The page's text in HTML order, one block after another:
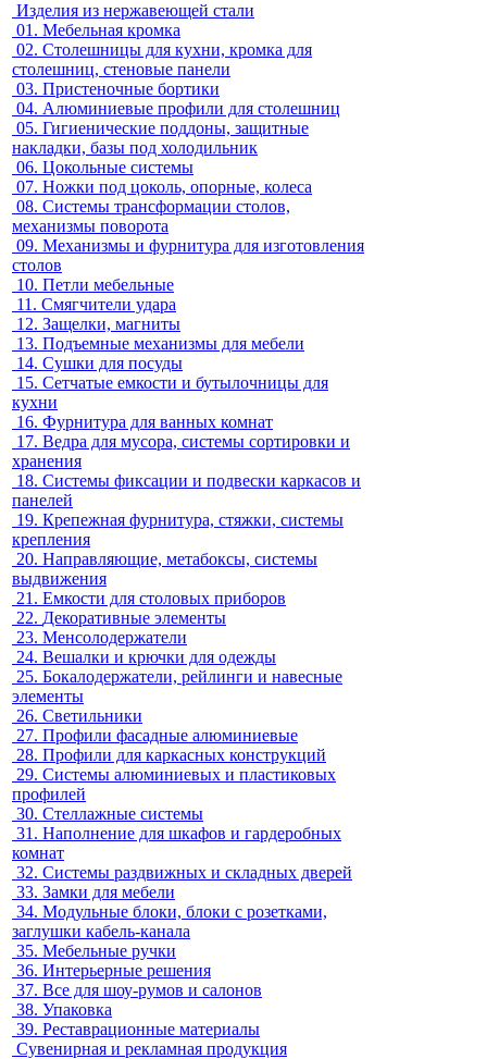
Изделия из нержавеющей стали
01. Мебельная кромка
02. Столешницы для кухни, кромка для
столешниц, стеновые панели
03. Пристеночные бортики
04. Алюминиевые профили для столешниц
05. Гигиенические поддоны, защитные
накладки, базы под холодильник
06. Цокольные системы
07. Ножки под цоколь, опорные, колеса
08. Системы трансформации столов,
механизмы поворота
09. Механизмы и фурнитура для изготовления
столов
10. Петли мебельные
11. Смягчители удара
12. Защелки, магниты
13. Подъемные механизмы для мебели
14. Сушки для посуды
15. Сетчатые емкости и бутылочницы для
кухни
16. Фурнитура для ванных комнат
17. Ведра для мусора, системы сортировки и
хранения
18. Системы фиксации и подвески каркасов и
панелей
19. Крепежная фурнитура, стяжки, системы
крепления
20. Направляющие, метабоксы, системы
выдвижения
21. Емкости для столовых приборов
22. Декоративные элементы
23. Менсолодержатели
24. Вешалки и крючки для одежды
25. Бокалодержатели, рейлинги и навесные
элементы
26. Светильники
27. Профили фасадные алюминиевые
28. Профили для каркасных конструкций
29. Системы алюминиевых и пластиковых
профилей
30. Стеллажные системы
31. Наполнение для шкафов и гардеробных
комнат
32. Системы раздвижных и складных дверей
33. Замки для мебели
34. Модульные блоки, блоки с розетками,
заглушки кабель-канала
35. Мебельные ручки
36. Интерьерные решения
37. Все для шоу-румов и салонов
38. Упаковка
39. Реставрационные материалы
Сувенирная и рекламная продукция